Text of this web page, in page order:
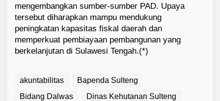
mengembangkan sumber-sumber PAD. Upaya
tersebut diharapkan mampu mendukung
peningkatan kapasitas fiskal daerah dan
memperkuat pembiayaan pembangunan yang
berkelanjutan di Sulawesi Tengah.(*)
akuntabilitas
Bapenda Sulteng
Bidang Dalwas
Dinas Kehutanan Sulteng